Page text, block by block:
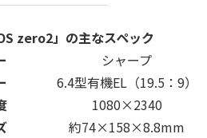
zero2」の主なスペック
シャープ
6.4型有機EL（19.5：9）
1080×2340
約74×158×8.8mm